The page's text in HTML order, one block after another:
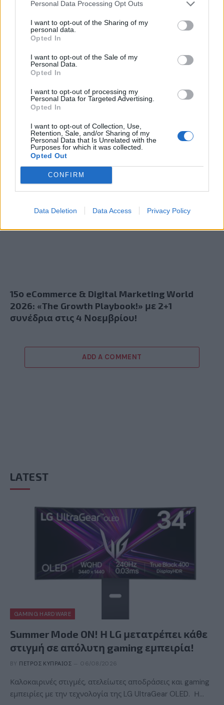
Personal Data Processing Opt Outs
I want to opt-out of the Sharing of my
personal data.
Opted In
I want to opt-out of the Sale of my
Personal Data.
Opted In
I want to opt-out of processing my
Personal Data for Targeted Advertising.
Opted In
I want to opt-out of Collection, Use,
Retention, Sale, and/or Sharing of my
Personal Data that Is Unrelated with the
Purposes for which it was collected.
Opted Out
CONFIRM
Data Deletion Data Access Privacy Policy
Ο Geralt επιστρέφει! Πρώτη παρουσίαση του
νέου expansion του The Witcher 3 στη
Gamescom
15ο eCommerce & Digital Marketing World
2026: «The Growth Playbook!» με 2+1
συνέδρια στις 4 Νοεμβρίου!
ADD A COMMENT
LATEST
GAMING HARDWARE
Summer Mode ON! Η LG μετατρέπει κάθε
στιγμή σε απόλυτη gaming εμπειρία!
BY ΠΈΤΡΟΣ ΚΥΠΡΑΊΟΣ 06/08/2026
Καλοκαιρινές στιγμές, ατελείωτες αποδράσεις και gaming
εμπειρίες με την τεχνολογία της LG UltraGear OLED. Η…